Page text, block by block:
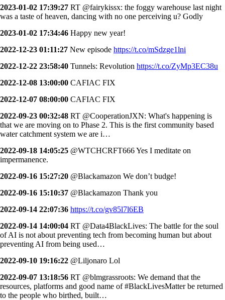
2023-01-02 17:39:27 RT @fairykissx: the foggy warehouse last night
was a taste of heaven, dancing with no one perceiving u? Godly
2023-01-02 17:34:46 Happy new year!
2022-12-23 01:11:27 New episode https://t.co/mSdzge1lni
2022-12-22 23:58:40 Tunnels: Revolution https://t.co/ZyMp3EC38u
2022-12-08 13:00:00 CAFIAC FIX
2022-12-07 08:00:00 CAFIAC FIX
2022-09-23 00:32:48 RT @CooperationJXN: What's happening is
that we are moving on to Phase 2. This is the first community based
water catchment system we are i…
2022-09-18 14:05:25 @WTCHCRFT666 Yes I meditate on
impermanence.
2022-09-16 15:27:20 @Blackamazon We don’t budge!
2022-09-16 15:10:37 @Blackamazon Thank you
2022-09-14 22:07:36 https://t.co/gv85l7l6EB
2022-09-14 14:00:04 RT @Data4BlackLives: The battle for the soul
of AI is not about preventing tech from becoming human but about
preventing AI from being used…
2022-09-10 19:16:22 @Liljonaro Lol
2022-09-07 13:18:56 RT @blmgrassroots: We demand that the
resources, platforms and good name of #BlackLivesMatter be returned
to the people who birthed, built…